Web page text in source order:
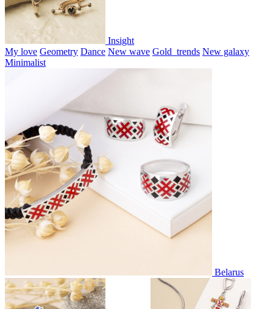
Insight
My love Geometry Dance New wave Gold_trends New galaxy
Minimalist
Belarus